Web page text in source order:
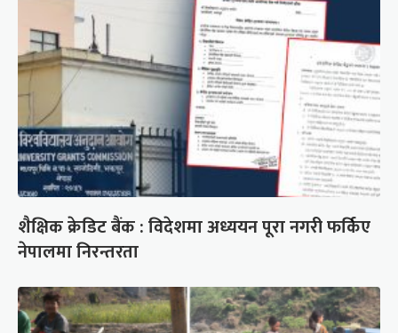
शैक्षिक क्रेडिट बैंक : विदेशमा अध्ययन पूरा नगरी फर्किए
नेपालमा निरन्तरता